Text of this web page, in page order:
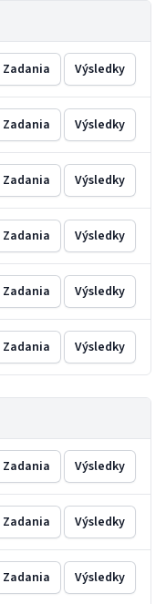
Zadania Výsledky
Zadania Výsledky
Zadania Výsledky
Zadania Výsledky
Zadania Výsledky
Zadania Výsledky
Zadania Výsledky
Zadania Výsledky
Zadania Výsledky